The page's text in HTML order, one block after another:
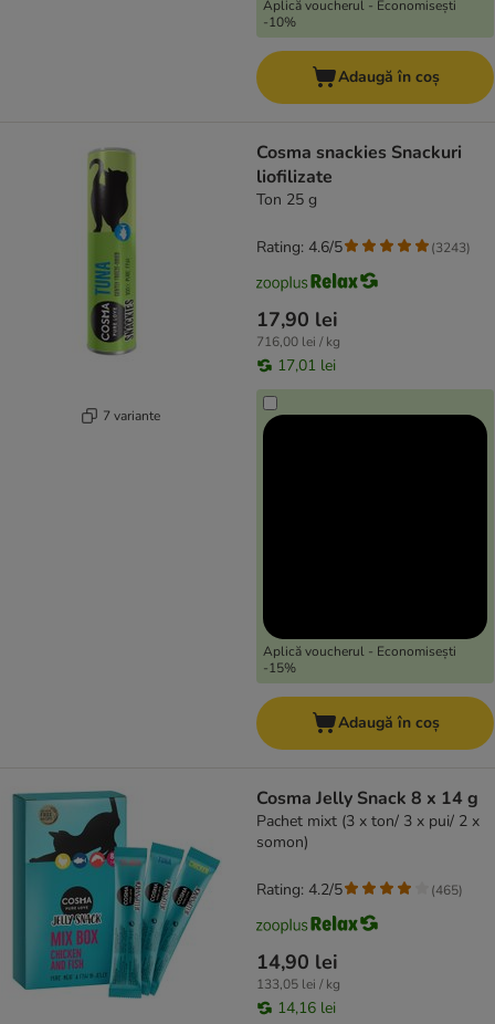
Aplică voucherul - Economisești
-10%
Adaugă în coș
7 variante
Cosma snackies Snackuri
liofilizate
Ton 25 g
17,90 lei
716,00 lei / kg
17,01 lei
Aplică voucherul - Economisești
-15%
Rating: 4.6/5 (3243)
Adaugă în coș
Cosma Jelly Snack 8 x 14 g
Pachet mixt (3 x ton/ 3 x pui/ 2 x
somon)
14,90 lei
133,05 lei / kg
14,16 lei
Rating: 4.2/5 (465)